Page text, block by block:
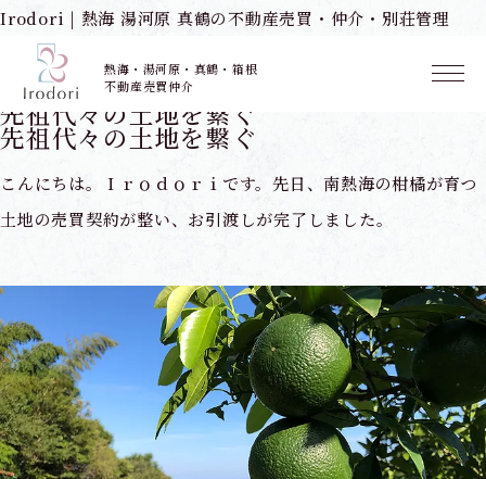
Irodori | 熱海 湯河原 真鶴の不動産売買・仲介・別荘管理
熱海・湯河原・真鶴・箱根
不動産売買仲介
先祖代々の土地を繋ぐ
HOME 先祖代々の土地を繋ぐ
先祖代々の土地を繋ぐ
先祖代々の土地を繋ぐ
こんにちは。Ｉｒｏｄｏｒｉです。先日、南熱海の柑橘が育つ
土地の売買契約が整い、お引渡しが完了しました。